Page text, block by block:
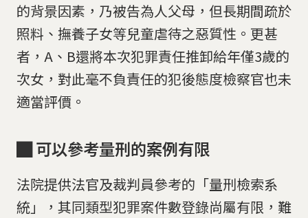
的背景因素，乃被告為人父母，但長期間疏於
照料、撫養子女等兒童虐待之惡質性。更甚
者，A、B還將本次犯罪責任推卸給年僅3歲的
次女，對此毫不負責任的犯後態度檢察官也未
適當評價。
█可以參考量刑的案例有限
法院提供法官及裁判員參考的「量刑檢索系
統」，其同類型犯罪案件數登錄尚屬有限，難